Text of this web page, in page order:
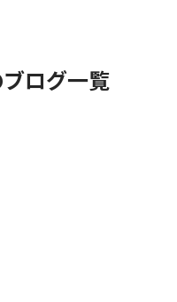
ログ一覧